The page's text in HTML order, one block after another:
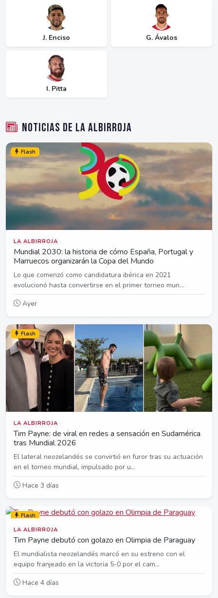
J. Enciso G. Ávalos
I. Pitta
Noticias de La Albirroja
Flash
LA ALBIRROJA
Mundial 2030: la historia de cómo España, Portugal y
Marruecos organizarán la Copa del Mundo
Lo que comenzó como candidatura ibérica en 2021
evolucionó hasta convertirse en el primer torneo mun...
Ayer
Flash
LA ALBIRROJA
Tim Payne: de viral en redes a sensación en Sudamérica
tras Mundial 2026
El lateral neozelandés se convirtió en furor tras su actuación
en el torneo mundial, impulsado por u...
Hace 3 días
Flash
LA ALBIRROJA
Tim Payne debutó con golazo en Olimpia de Paraguay
El mundialista neozelandés marcó en su estreno con el
equipo franjeado en la victoria 5-0 por el cam...
Hace 4 días